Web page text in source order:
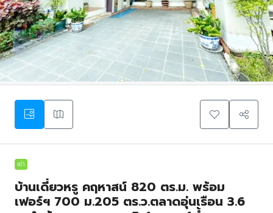
เช่า
บ้านเดี่ยวหรู คฤหาสน์ 820 ตร.ม. พร้อม
เฟอร์ฯ 700 ม.205 ตร.ว.ตลาดอุ่นเรือน 3.6